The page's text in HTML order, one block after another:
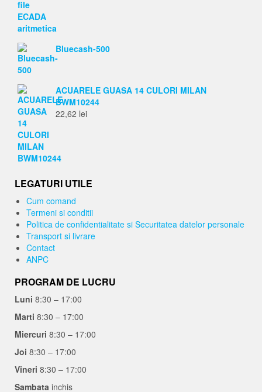
Bluecash-500
ACUARELE GUASA 14 CULORI MILAN
BWM10244
22,62 lei
LEGATURI UTILE
Cum comand
Termeni si conditii
Politica de confidentialitate si Securitatea datelor personale
Transport si livrare
Contact
ANPC
PROGRAM DE LUCRU
Luni 8:30 – 17:00
Marti 8:30 – 17:00
Miercuri 8:30 – 17:00
Joi 8:30 – 17:00
Vineri 8:30 – 17:00
Sambata inchis